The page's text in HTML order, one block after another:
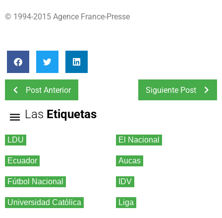
© 1994-2015 Agence France-Presse
Post Anterior Siguiente Post
Las Etiquetas
LDU El Nacional
Ecuador Aucas
Fútbol Nacional IDV
Universidad Católica Liga